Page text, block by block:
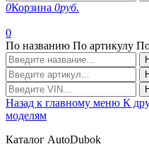
0Корзина 0руб.
0
По названию По артикулу
Назад к главному меню К
моделям
Каталог AutoDubok